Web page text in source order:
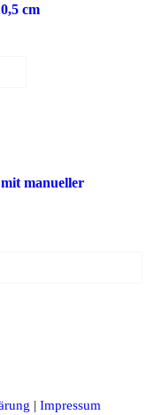
cm
manueller
| Impressum